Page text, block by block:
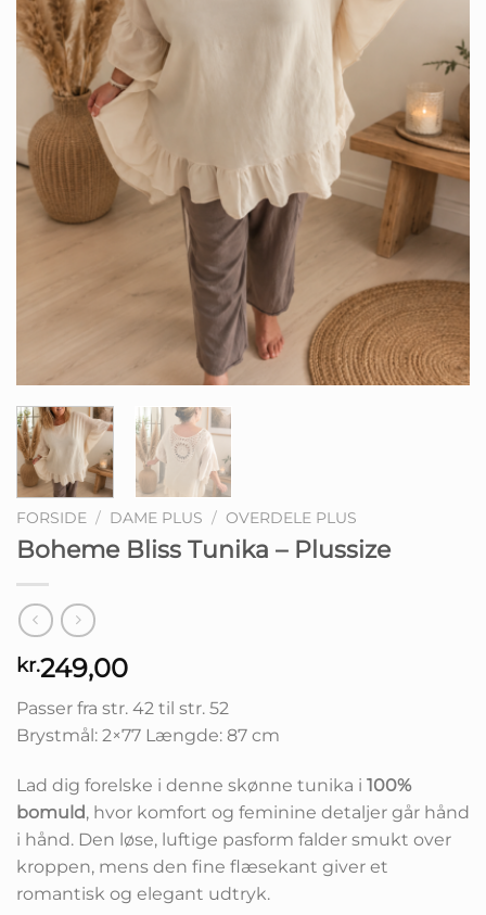
FORSIDE / DAME PLUS / OVERDELE PLUS
Boheme Bliss Tunika – Plussize
kr.249,00
Passer fra str. 42 til str. 52
Brystmål: 2×77 Længde: 87 cm
Lad dig forelske i denne skønne tunika i 100%
bomuld, hvor komfort og feminine detaljer går hånd
i hånd. Den løse, luftige pasform falder smukt over
kroppen, mens den fine flæsekant giver et
romantisk og elegant udtryk.